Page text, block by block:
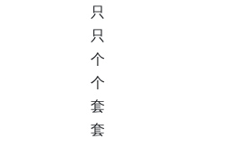
只
只
个
个
套
套